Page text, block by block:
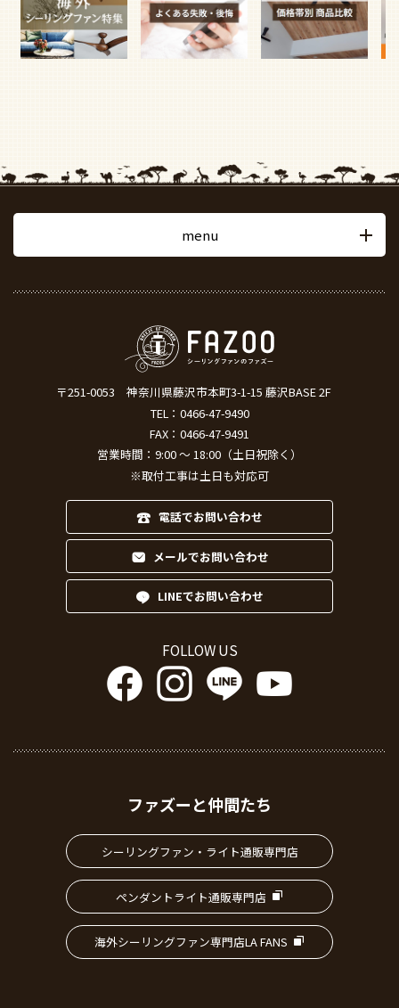
menu
〒251-0053
神奈川県藤沢市本町3-1-15 藤沢BASE 2F
TEL： 0466-47-9490
FAX：0466-47-9491
営業時間：9:00 ～ 18:00（土日祝除く）
※取付工事は土日も対応可
電話でお問い合わせ
メールでお問い合わせ
LINEでお問い合わせ
FOLLOW US
ファズーと仲間たち
シーリングファン・ライト通販専門店
ペンダントライト通販専門店
海外シーリングファン専門店LA FANS